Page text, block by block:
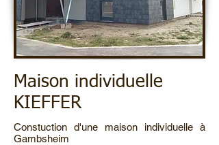
Maison individuelle
KIEFFER
Constuction d'une maison individuelle à
Gambsheim